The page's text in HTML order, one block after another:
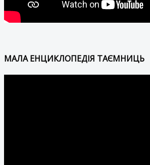
МАЛА ЕНЦИКЛОПЕДІЯ ТАЄМНИЦЬ